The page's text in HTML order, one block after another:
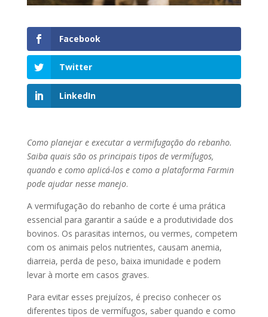
Facebook
Twitter
LinkedIn
Como planejar e executar a vermifugação do rebanho.
Saiba quais são os principais tipos de vermífugos,
quando e como aplicá-los e como a plataforma Farmin
pode ajudar nesse manejo.
A vermifugação do rebanho de corte é uma prática
essencial para garantir a saúde e a produtividade dos
bovinos. Os parasitas internos, ou vermes, competem
com os animais pelos nutrientes, causam anemia,
diarreia, perda de peso, baixa imunidade e podem
levar à morte em casos graves.
Para evitar esses prejuízos, é preciso conhecer os
diferentes tipos de vermífugos, saber quando e como